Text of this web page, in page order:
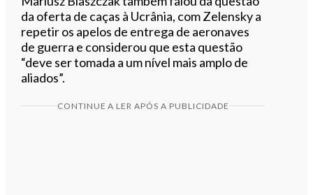
da oferta de caças à Ucrânia, com Zelensky a
repetir os apelos de entrega de aeronaves
de guerra e considerou que esta questão
“deve ser tomada a um nível mais amplo de
aliados”.
CONTINUE A LER APÓS A PUBLICIDADE